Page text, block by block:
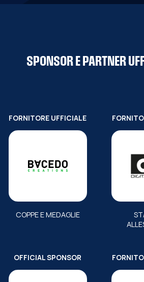
SPONSOR E PARTNER
FORNITORE UFFICIALE
COPPE E MEDAGLIE
OFFICIAL SPONSOR